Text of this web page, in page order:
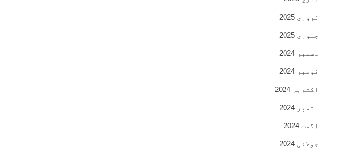
فروری 2025
جنوری 2025
دسمبر 2024
نومبر 2024
اکتوبر 2024
ستمبر 2024
اگست 2024
جولائی 2024